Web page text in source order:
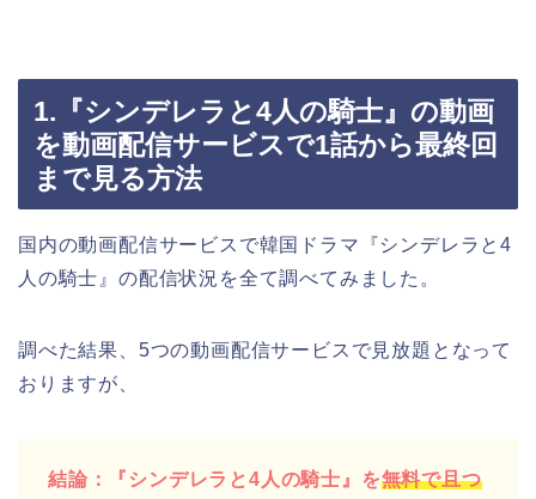
1.『シンデレラと4人の騎士』の動画
を動画配信サービスで1話から最終回
まで見る方法
国内の動画配信サービスで韓国ドラマ『シンデレラと4
人の騎士』の配信状況を全て調べてみました。
調べた結果、5つの動画配信サービスで見放題となって
おりますが、
結論：『シンデレラと4人の騎士』を無料で且つ